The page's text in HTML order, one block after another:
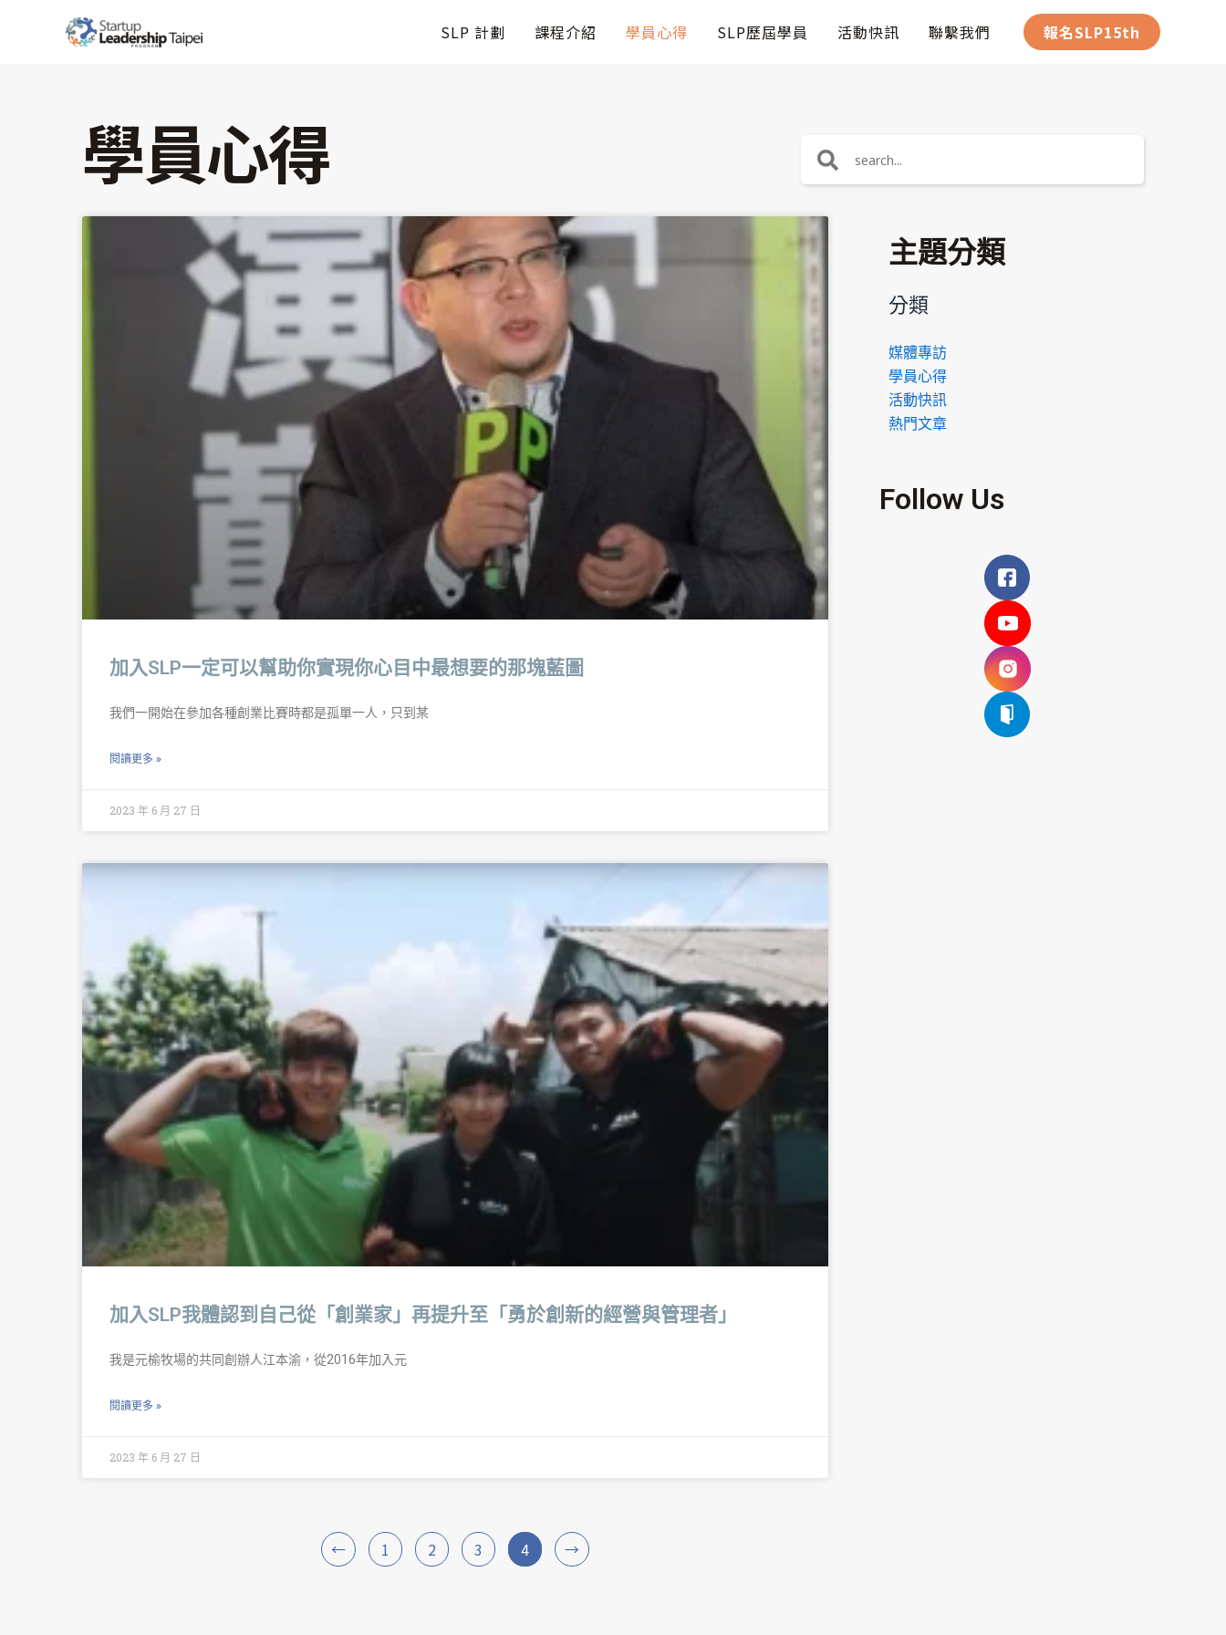
SLP 計劃 課程介紹 學員心得 SLP歷屆學員 活動快訊 聯繫我們 報名SLP15th
學員心得
尋
加入SLP一定可以幫助你實現你心目中最想要的那塊藍圖
我們一開始在參加各種創業比賽時都是孤單一人，只到某
閱讀更多 »
2023 年 6 月 27 日
加入SLP我體認到自己從「創業家」再提升至「勇於創新的經營與管理者」
我是元榆牧場的共同創辦人江本渝，從2016年加入元
閱讀更多 »
2023 年 6 月 27 日
←
面
1
頁
面
2
面
3
頁
面
4 →
主題分類
分類
媒體專訪
學員心得
活動快訊
熱門文章
Follow Us